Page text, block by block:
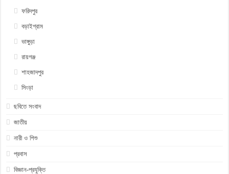
ফরিদপুর
বড়াইগ্রাম
ভাঙ্গুড়া
রায়গঞ্জ
শাহজাদপুর
সিংড়া
ছবিতে সংবাদ
জাতীয়
নারী ও শিশু
প্রবাস
বিজ্ঞান-প্রযুক্তি